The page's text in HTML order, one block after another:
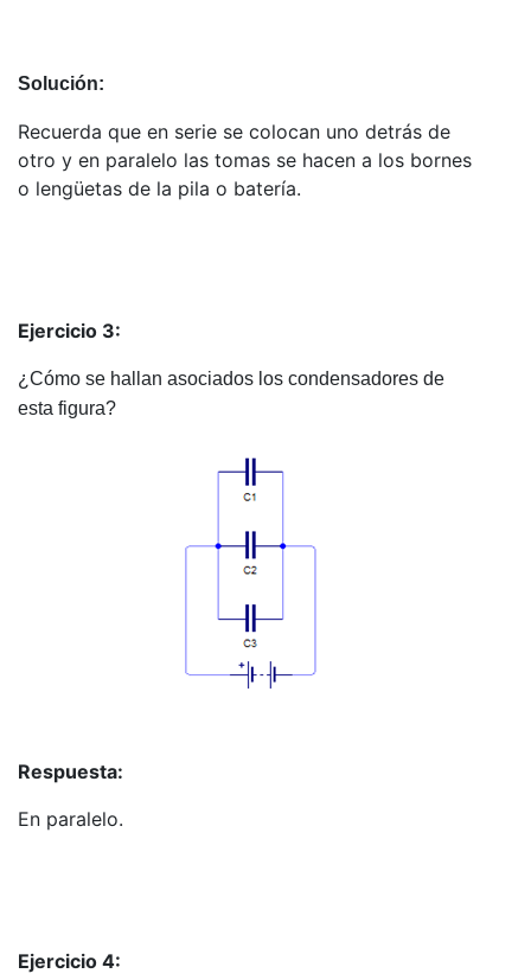
Solución:
Recuerda que en serie se colocan uno detrás de
otro y en paralelo las tomas se hacen a los bornes
o lengüetas de la pila o batería.
Ejercicio 3:
¿Cómo se hallan asociados los condensadores de
esta figura?
Respuesta:
En paralelo.
Ejercicio 4: